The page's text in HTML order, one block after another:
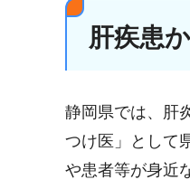
肝疾患
静岡県では、肝
つけ医」として
や患者等が身近